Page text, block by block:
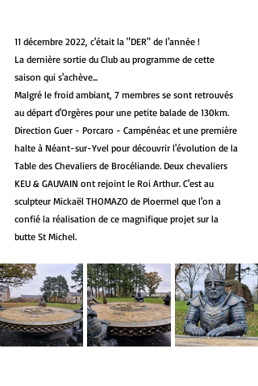
11 décembre 2022, c'était la "DER" de l'année !
La dernière sortie du Club au programme de cette
saison qui s'achève...
Malgré le froid ambiant, 7 membres se sont retrouvés
au départ d'Orgères pour une petite balade de 130km.
Direction Guer - Porcaro - Campénéac et une première
halte à Néant-sur-Yvel pour découvrir l'évolution de la
Table des Chevaliers de Brocéliande. Deux chevaliers
KEU & GAUVAIN ont rejoint le Roi Arthur. C'est au
sculpteur Mickaël THOMAZO de Ploermel que l'on a
confié la réalisation de ce magnifique projet sur la
butte St Michel.